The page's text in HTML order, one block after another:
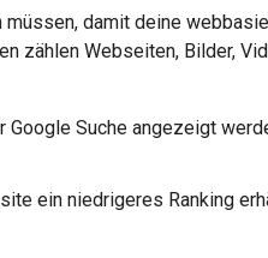
müssen, damit deine
zählen Webseiten, Bilder,
Suche angezeigt
ein niedrigeres Ranking